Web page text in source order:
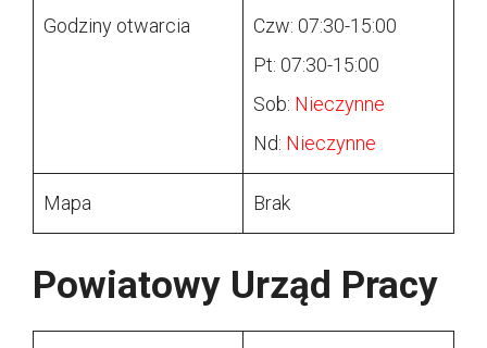
Godziny otwarcia
Czw: 07:30-15:00
Pt: 07:30-15:00
Sob: Nieczynne
Nd: Nieczynne
Mapa Brak
Powiatowy Urząd Pracy